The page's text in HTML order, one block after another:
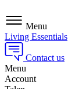
Menu
Living Essentials
Contact us
Menu
Account